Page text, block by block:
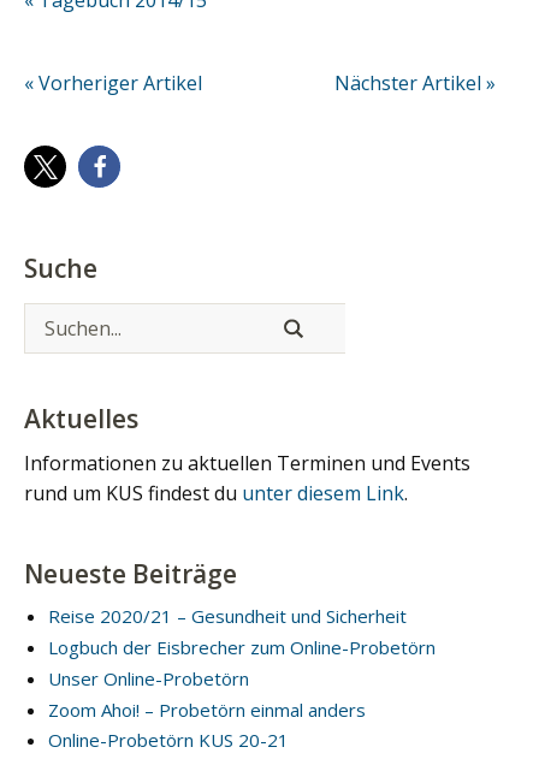
Nächster Artikel »
« Vorheriger Artikel
Suche
Aktuelles
Informationen zu aktuellen Terminen und Events
rund um KUS findest du unter diesem Link.
Neueste Beiträge
Reise 2020/21 – Gesundheit und Sicherheit
Logbuch der Eisbrecher zum Online-Probetörn
Unser Online-Probetörn
Zoom Ahoi! – Probetörn einmal anders
Online-Probetörn KUS 20-21